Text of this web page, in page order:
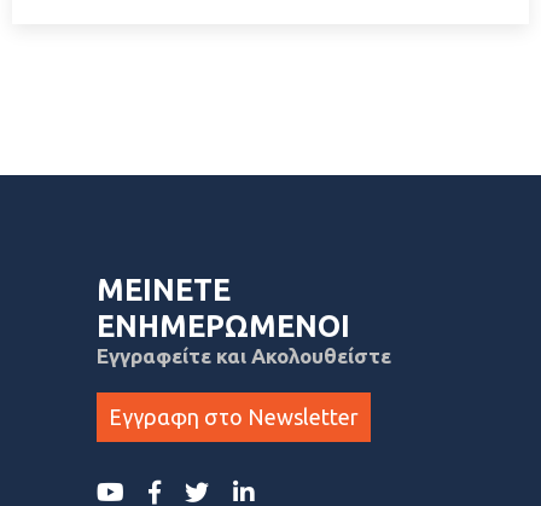
ΜΕΙΝΕΤΕ
ΕΝΗΜΕΡΩΜΕΝΟΙ
Εγγραφείτε και Ακολουθείστε
Εγγραφη στο Newsletter